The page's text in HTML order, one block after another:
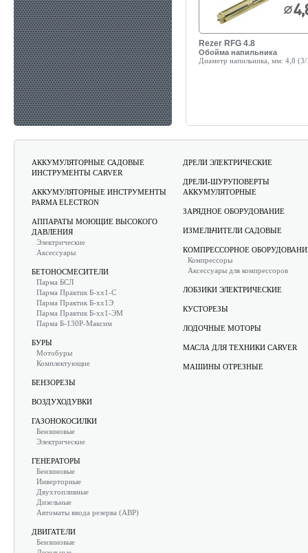
Rezer RFG 4.8
Обойма напильника
Диаметр напильника, мм: 4,8
АККУМУЛЯТОРНЫЕ САДОВЫЕ
ИНСТРУМЕНТЫ CARVER
АККУМУЛЯТОРНЫЕ ИНСТРУМЕНТЫ
PARMA ELECTRON
АППАРАТЫ МОЮЩИЕ ВЫСОКОГО
ДАВЛЕНИЯ
Электрические
Аксессуары
БЕТОНОСМЕСИТЕЛИ
Парма БСЛ
Парма Практик Б-хх1-С
Парма Практик Б-хх1Э
Парма Практик Б-хх1-ЭМ
Парма Б-130Р-Максим
БУРЫ
Мотобуры
Комплектующие
БЕНЗОРЕЗЫ
ВОЗДУХОДУВКИ
ГАЗОНОКОСИЛКИ
Бензиновые
Электрические
ГЕНЕРАТОРЫ
Бензиновые
Инверторные
Двухтопливные
Дизельные
Автоматы ввода резерва (АВР)
ДВИГАТЕЛИ
Бензиновые
ДРЕЛИ ЭЛЕКТРИЧЕСКИЕ
ДРЕЛИ-ШУРУПОВЕРТЫ
АККУМУЛЯТОРНЫЕ
ЗАРЯДНОЕ ОБОРУДОВАНИЕ
ИЗМЕЛЬЧИТЕЛИ САДОВЫЕ
КОМПРЕССОРНОЕ
Компрессоры
Аксессуары для компрессоров
ЛОБЗИКИ ЭЛЕКТРИЧЕСКИЕ
КУСТОРЕЗЫ
ЛОДОЧНЫЕ МОТОРЫ
МАСЛА ДЛЯ ТЕХНИКИ CARVER
МАШИНЫ ОТРЕЗНЫЕ